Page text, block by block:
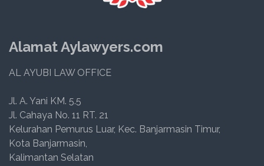
Alamat Aylawyers.com
AL AYUBI LAW OFFICE
Jl. A. Yani KM. 5.5
Jl. Cahaya No. 11 RT. 21
Kelurahan Pemurus Luar, Kec. Banjarmasin Timur,
Kota Banjarmasin,
Kalimantan Selatan